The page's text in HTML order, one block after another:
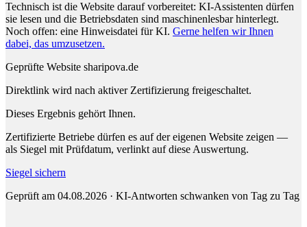
Technisch ist die Website darauf vorbereitet: KI-Assistenten dürfen
sie lesen und die Betriebsdaten sind maschinenlesbar hinterlegt.
Noch offen: eine Hinweisdatei für KI. Gerne helfen wir Ihnen
dabei, das umzusetzen.
Geprüfte Website sharipova.de
Direktlink wird nach aktiver Zertifizierung freigeschaltet.
Dieses Ergebnis gehört Ihnen.
Zertifizierte Betriebe dürfen es auf der eigenen Website zeigen —
als Siegel mit Prüfdatum, verlinkt auf diese Auswertung.
Siegel sichern
Geprüft am 04.08.2026 · KI-Antworten schwanken von Tag zu Tag